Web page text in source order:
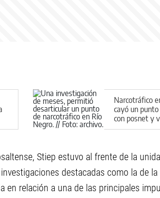
Narcotráfico
cayó un
con posnet y
fraccionada
Stiep estuvo al frente de la
destacadas como la de la
en relación a una de las principales